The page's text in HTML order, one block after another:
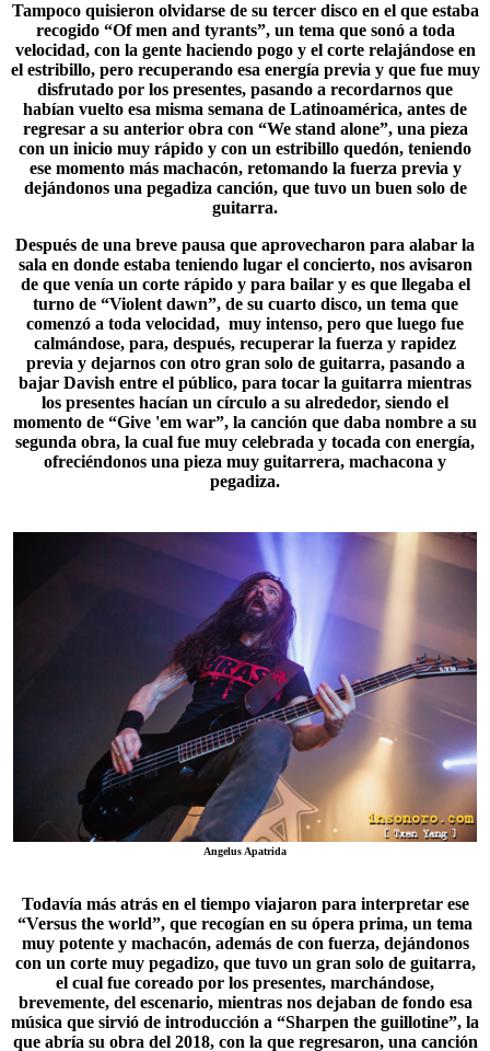
Tampoco quisieron olvidarse de su tercer disco en el que estaba
recogido “Of men and tyrants”, un tema que sonó a toda
velocidad, con la gente haciendo pogo y el corte relajándose en
el estribillo, pero recuperando esa energía previa y que fue muy
disfrutado por los presentes, pasando a recordarnos que
habían vuelto esa misma semana de Latinoamérica, antes de
regresar a su anterior obra con “We stand alone”, una pieza
con un inicio muy rápido y con un estribillo quedón, teniendo
ese momento más machacón, retomando la fuerza previa y
dejándonos una pegadiza canción, que tuvo un buen solo de
guitarra.
Después de una breve pausa que aprovecharon para alabar la
sala en donde estaba teniendo lugar el concierto, nos avisaron
de que venía un corte rápido y para bailar y es que llegaba el
turno de “Violent dawn”, de su cuarto disco, un tema que
comenzó a toda velocidad, muy intenso, pero que luego fue
calmándose, para, después, recuperar la fuerza y rapidez
previa y dejarnos con otro gran solo de guitarra, pasando a
bajar Davish entre el público, para tocar la guitarra mientras
los presentes hacían un círculo a su alrededor, siendo el
momento de “Give 'em war”, la canción que daba nombre a su
segunda obra, la cual fue muy celebrada y tocada con energía,
ofreciéndonos una pieza muy guitarrera, machacona y
pegadiza.
Angelus Apatrida
Todavía más atrás en el tiempo viajaron para interpretar ese
“Versus the world”, que recogían en su ópera prima, un tema
muy potente y machacón, además de con fuerza, dejándonos
con un corte muy pegadizo, que tuvo un gran solo de guitarra,
el cual fue coreado por los presentes, marchándose,
brevemente, del escenario, mientras nos dejaban de fondo esa
música que sirvió de introducción a “Sharpen the guillotine”, la
que abría su obra del 2018, con la que regresaron, una canción